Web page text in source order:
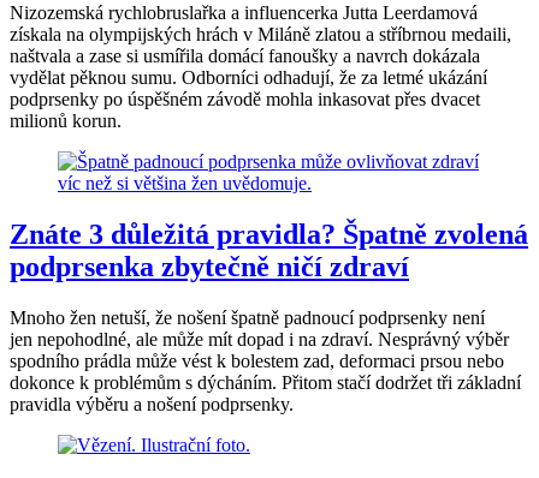
Nizozemská rychlobruslařka a influencerka Jutta Leerdamová
získala na olympijských hrách v Miláně zlatou a stříbrnou medaili,
naštvala a zase si usmířila domácí fanoušky a navrch dokázala
vydělat pěknou sumu. Odborníci odhadují, že za letmé ukázání
podprsenky po úspěšném závodě mohla inkasovat přes dvacet
milionů korun.
Znáte 3 důležitá pravidla? Špatně zvolená
podprsenka zbytečně ničí zdraví
Mnoho žen netuší, že nošení špatně padnoucí podprsenky není
jen nepohodlné, ale může mít dopad i na zdraví. Nesprávný výběr
spodního prádla může vést k bolestem zad, deformaci prsou nebo
dokonce k problémům s dýcháním. Přitom stačí dodržet tři základní
pravidla výběru a nošení podprsenky.